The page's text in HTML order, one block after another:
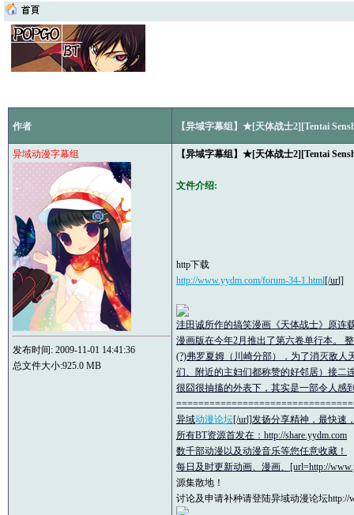
作者 【异域字幕组】★[天体战士2][Tentai
异域动漫字幕组
发布时间: 2009-11-01 14:41:36
总文件大小:925.0 MB
【异域字幕组】★[天体战士2][Tentai
文件介绍:
http下载
http://www.yydm.com/forum-34-1.html[/url]
洼田诚所作的搞笑漫画《天体战士》原连
漫画版在今年2月推出了第六卷单行本。
(?)弗罗夏姆（川崎分部），为了消灭敌
们、附近的主妇们都称赞的好邻居）接
很囧很抽搐的外表下，其实是一部令人感
异域动漫论坛[/url]发扬分享精神，最快速
所有BT资源首发在：http://share.yydm.com
数千部动漫以及动漫音乐等您任意收藏！
每日及时更新动画、漫画、[url=http://
源集散地！
讨论及申请补种请登陆异域动漫论坛http://